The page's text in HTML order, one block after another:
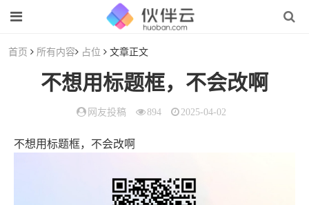
首页 所有内容 占位 文章正文
不想用标题框，不会改啊
网友投稿 894 2025-04-02
不想用标题框，不会改啊